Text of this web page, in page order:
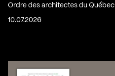
Ordre des architectes du Québec
10.07.2026